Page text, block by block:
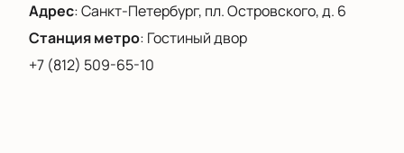
Адрес:Санкт-Петербург, пл. Островского, д. 6
Станция метро: Гостиный двор
+7 (812) 509-65-10